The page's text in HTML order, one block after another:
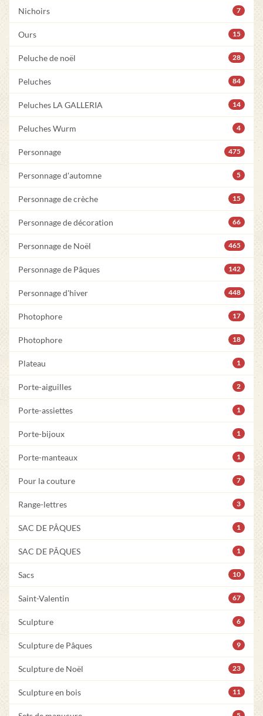
Nichoirs 7
Ours 15
Peluche de noël 28
Peluches 84
Peluches LA GALLERIA 14
Peluches Wurm 4
Personnage 475
Personnage d'automne 5
Personnage de crèche 15
Personnage de décoration 66
Personnage de Noël 465
Personnage de Pâques 142
Personnage d'hiver 448
Photophore 17
Photophore 18
Plateau 1
Porte-aiguilles 2
Porte-assiettes 1
Porte-bijoux 1
Porte-manteaux 1
Pour la couture 7
Range-lettres 3
SAC DE PÂQUES 1
SAC DE PÂQUES 1
Sacs 10
Saint-Valentin 67
Sculpture 6
Sculpture de Pâques 9
Sculpture de Noël 23
Sculpture en bois 11